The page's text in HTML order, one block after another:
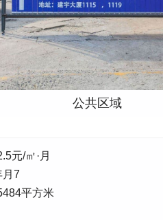
公共区域
元/㎡·月
月7
平方米